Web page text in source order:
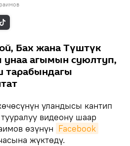
Бах жана Түштүк
унаа агымын суюлтуп,
тарабындагы
уландысы кантип
видеону шаар
өзүнүн Facebook
жүктөдү.